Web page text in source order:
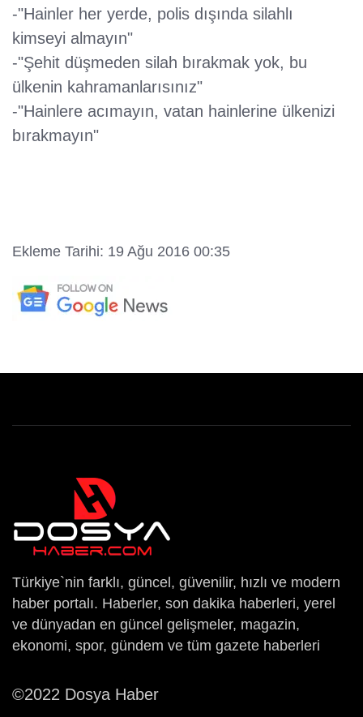
-"Hainler her yerde, polis dışında silahlı
kimseyi almayın"
-"Şehit düşmeden silah bırakmak yok, bu
ülkenin kahramanlarısınız"
-"Hainlere acımayın, vatan hainlerine ülkenizi
bırakmayın"
Ekleme Tarihi: 19 Ağu 2016 00:35
Türkiye`nin farklı, güncel, güvenilir, hızlı ve modern
haber portalı. Haberler, son dakika haberleri, yerel
ve dünyadan en güncel gelişmeler, magazin,
ekonomi, spor, gündem ve tüm gazete haberleri
©2022 Dosya Haber